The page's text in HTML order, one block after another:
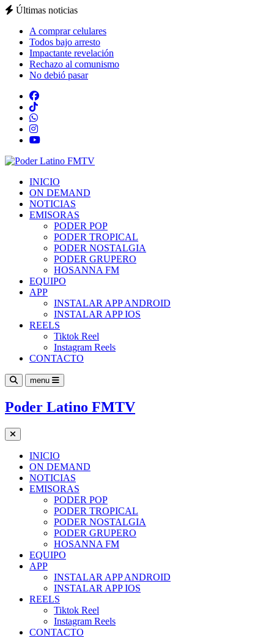
Últimas noticias
A comprar celulares
Todos bajo arresto
Impactante revelación
Rechazo al comunismo
No debió pasar
INICIO
ON DEMAND
NOTICIAS
EMISORAS
PODER POP
PODER TROPICAL
PODER NOSTALGIA
PODER GRUPERO
HOSANNA FM
EQUIPO
APP
INSTALAR APP ANDROID
INSTALAR APP IOS
REELS
Tiktok Reel
Instagram Reels
CONTACTO
menu
Poder Latino FMTV
INICIO
ON DEMAND
NOTICIAS
EMISORAS
PODER POP
PODER TROPICAL
PODER NOSTALGIA
PODER GRUPERO
HOSANNA FM
EQUIPO
APP
INSTALAR APP ANDROID
INSTALAR APP IOS
REELS
Tiktok Reel
Instagram Reels
CONTACTO